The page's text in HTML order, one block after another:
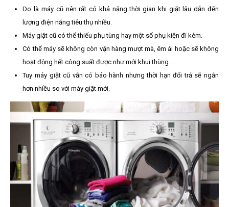
Do là máy cũ nên rất có khả năng thời gian khi giặt lâu dẫn đến
lượng điện năng tiêu thụ nhiều.
Máy giặt cũ có thể thiếu phụ tùng hay một số phụ kiện đi kèm.
Có thể máy sẽ không còn vận hàng mượt mà, êm ái hoặc sẽ không
hoạt động hết công suất được như mới khui thùng…
Tuy máy giặt cũ vẫn có báo hành nhưng thời hạn đổi trả sẽ ngắn
hơn nhiều so với máy giặt mới.